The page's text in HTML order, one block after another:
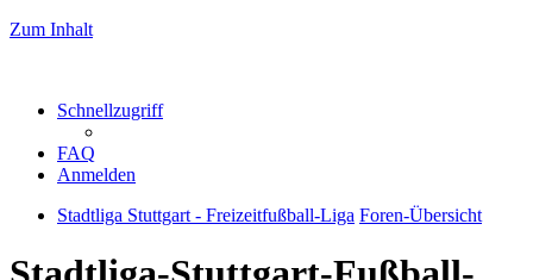
Zum Inhalt
Schnellzugriff
FAQ
Anmelden
Stadtliga Stuttgart - Freizeitfußball-Liga Foren-Übersicht